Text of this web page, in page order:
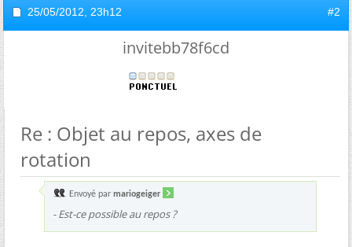
25/05/2012, 23h12 #2
invitebb78f6cd
Re : Objet au repos, axes de
rotation
Envoyé par mariogeiger
- Est-ce possible au repos ?